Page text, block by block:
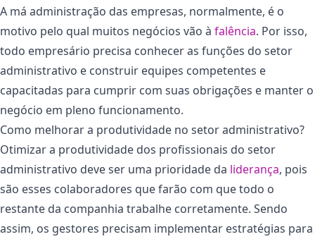
A má administração das empresas, normalmente, é o
motivo pelo qual muitos negócios vão à falência. Por isso,
todo empresário precisa conhecer as funções do setor
administrativo e construir equipes competentes e
capacitadas para cumprir com suas obrigações e manter o
negócio em pleno funcionamento.
Como melhorar a produtividade no setor administrativo?
Otimizar a produtividade dos profissionais do setor
administrativo deve ser uma prioridade da liderança, pois
são esses colaboradores que farão com que todo o
restante da companhia trabalhe corretamente. Sendo
assim, os gestores precisam implementar estratégias para